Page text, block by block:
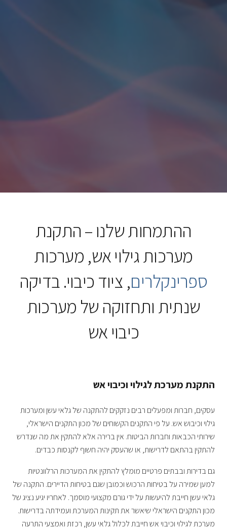
ההתמחות שלנו – התקנת
מערכות גילוי אש, מערכות
ספרינקלרים, ציוד כיבוי. בדיקה
שנתית ותחזוקה של מערכות
כיבוי אש
התקנת מערכת לגילוי וכיבוי אש
עסקים, חברות ומפעלים רבים נזקקים להתקנה של גלאי עשן ומערכות
גילוי וכיבוש אש. על פי התקנים הקשוחים של מכון התקנים הישראלי,
שירותי הכבאות וחברות הביטוח. אין ברירה אלא להתקין את מה שנדרש
להתקין בהתאם לדרישות, או שהעסק יהיה חשוף לקנסות כבדים.
גם בדירות ובבתים פרטיים מומלץ להתקין את המערכות הרלוונטיות
למען שמירה על בטיחות הרכוש וכמובן שגם בטיחות הדיירים. התקנה של
גלאי עשן חייבת להיעשות על ידי גורם מקצועי מוסמך. לאחריו יגיע נציג של
מכון התקנים הישראלי שיאשר את תקינות המערכת ועמידתה בדרישות.
מערכת לגילוי וכיבוי אש חייבת לכלול גלאי עשן, רכזת ואמצעי התרעה